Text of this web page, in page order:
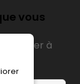
vous
aider à